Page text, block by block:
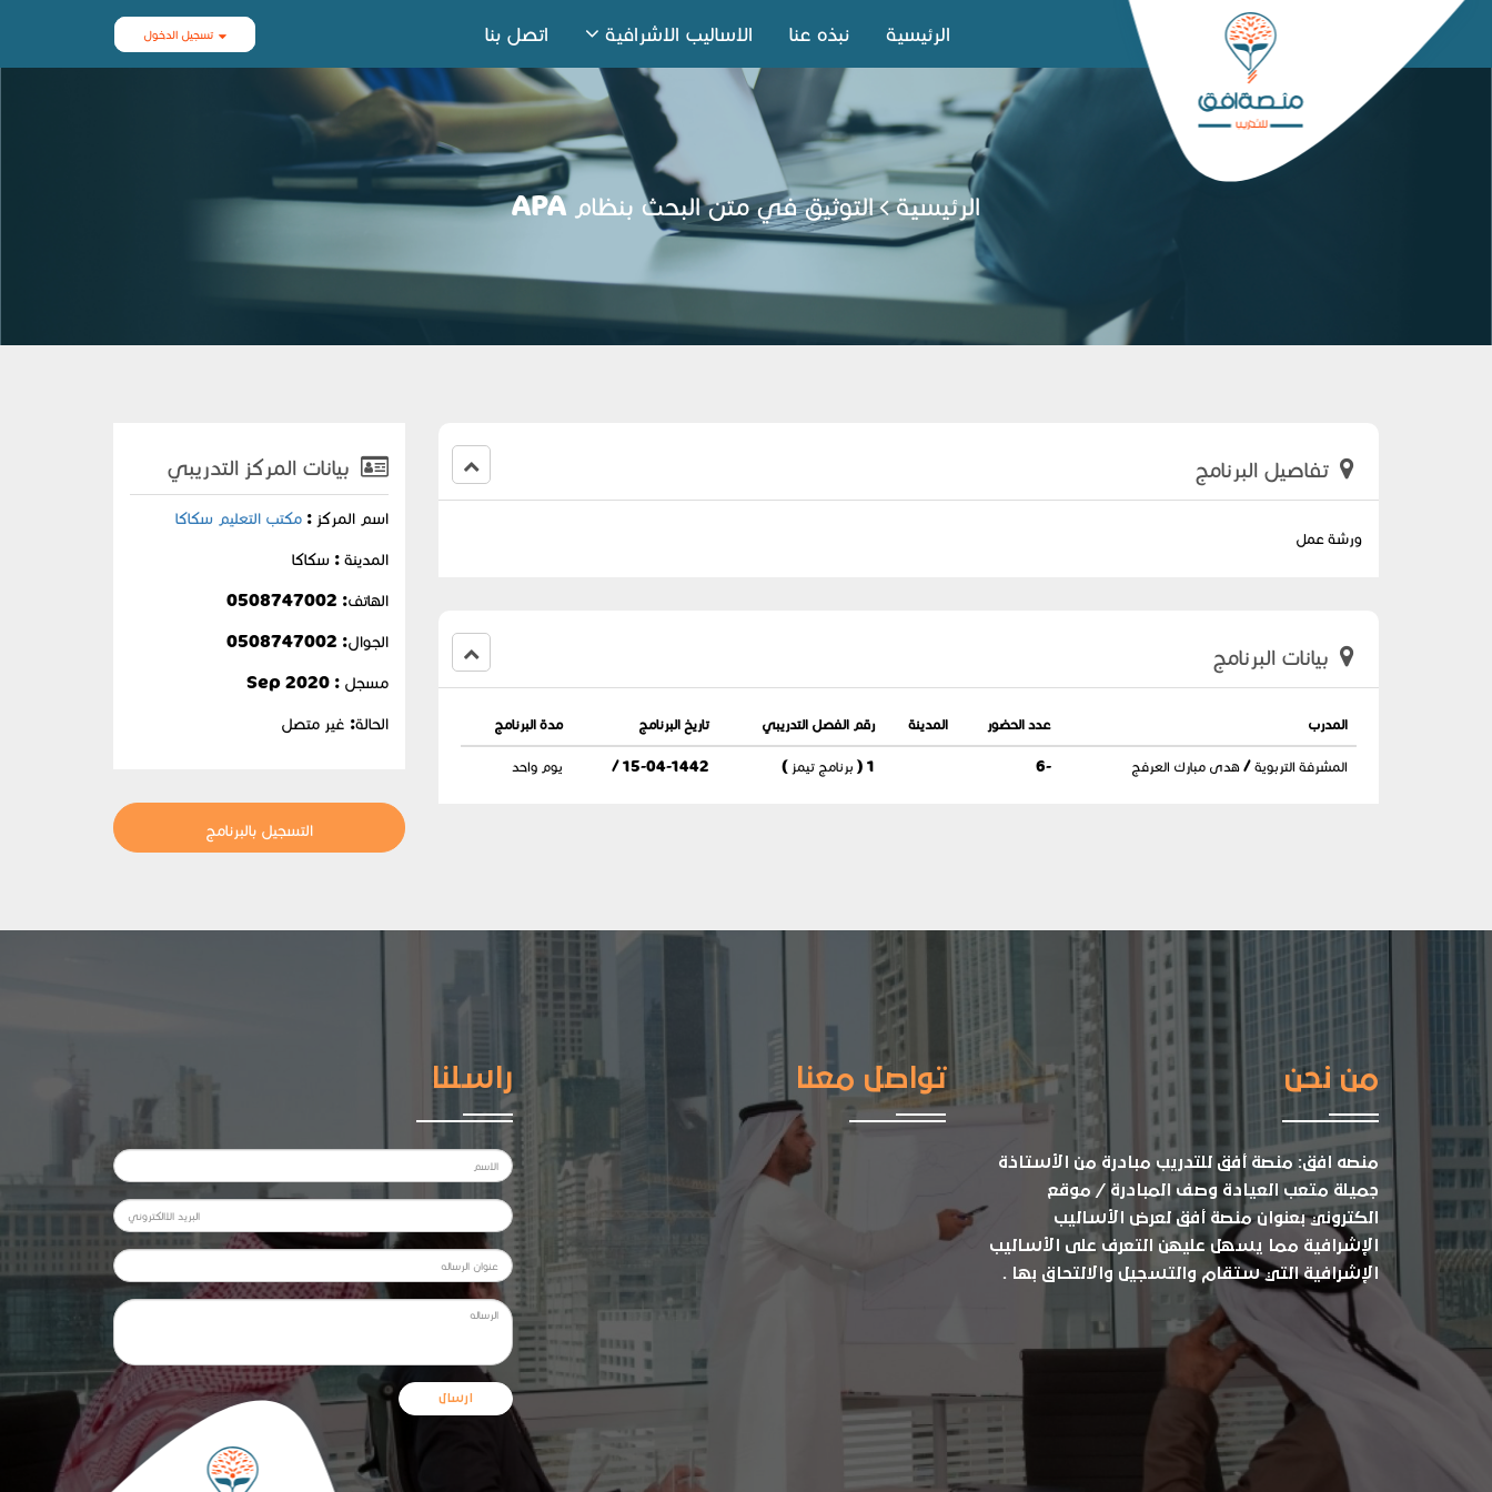
الرئيسية نبذه عنا الاساليب الاشرافية اتصل بنا تسجيل الدخول
الرئيسية التوثيق في متن البحث بنظام APA
تفاصيل البرنامج
ورشة عمل
بيانات البرنامج
المدرب عدد الحضور المدينة رقم الفصل التدريبي تاريخ البرنامج مدة البرنامج
المشرفة التربوية / هدى مبارك العرفج -6 1 ( برنامج تيمز ) 15-04-1442 / يوم واحد
بيانات المركز التدريبي
اسم المركز :مكتب التعليم سكاكا
المدينة : سكاكا
الهاتف: 0508747002
الجوال:
مسجل : Sep 2020
الحالة: غير متصل
التسجيل بالبرنامج
من نحن
منصه افق: منصة أفق للتدريب مبادرة من الأستاذة
جميلة متعب العيادة وصف المبادرة / موقع
الكتروني بعنوان منصة أفق لعرض الأساليب
الإشرافية مما يسهل عليهن التعرف على الأساليب
الإشرافية التي ستقام والتسجيل والالتحاق بها .
تواصل معنا راسلنا
ارسال